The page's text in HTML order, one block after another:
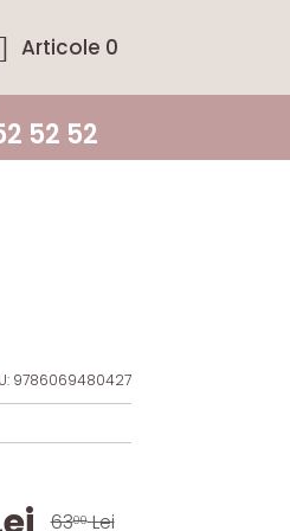
Articole 0
52 52
9786069480427
6300 Lei